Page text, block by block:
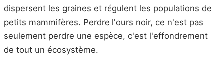
dispersent les graines et régulent les populations de
petits mammifères. Perdre l'ours noir, ce n'est pas
seulement perdre une espèce, c'est l'effondrement
de tout un écosystème.